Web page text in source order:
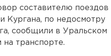
составителю поездов
Кургана, по недосмотру
сообщили в Уральском
транспорте.